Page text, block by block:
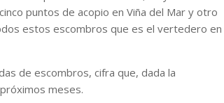
puntos de acopio en Viña del Mar y otro
estos escombros que es el vertedero en
de escombros, cifra que, dada la
meses.